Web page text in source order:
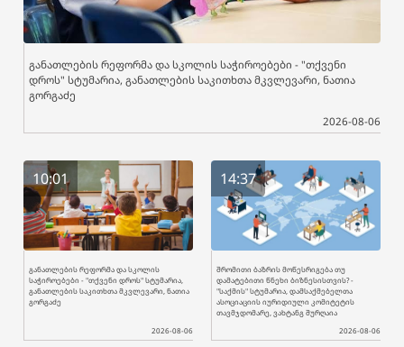
განათლების რეფორმა და სკოლის საჭიროებები - "თქვენი
დროს" სტუმარია, განათლების საკითხთა მკვლევარი, ნათია
გორგაძე
2026-08-06
10:01
განათლების რეფორმა და სკოლის
საჭიროებები - "თქვენი დროს" სტუმარია,
განათლების საკითხთა მკვლევარი, ნათია
გორგაძე
2026-08-06
14:37
შრომითი ბაზრის მოწესრიგება თუ
დამატებითი წნეხი ბიზნესისთვის? -
"საქმის" სტუმარია, დამსაქმებელთა
ასოციაციის იურიდიული კომიტეტის
თავმჯდომარე, ვახტანგ შურღაია
2026-08-06